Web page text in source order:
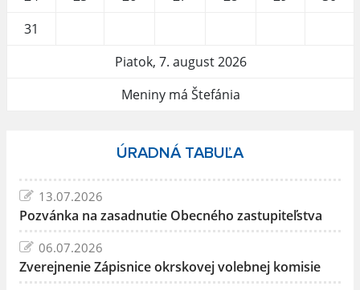
31
Piatok, 7. august 2026
Meniny má Štefánia
ÚRADNÁ TABUĽA
13.07.2026
Pozvánka na zasadnutie Obecného zastupiteľstva
06.07.2026
Zverejnenie Zápisnice okrskovej volebnej komisie